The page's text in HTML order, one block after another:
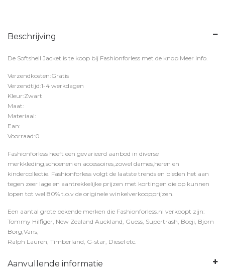
Beschrijving
De Softshell Jacket is te koop bij Fashionforless met de knop Meer Info.
Verzendkosten:Gratis
Verzendtijd:1-4 werkdagen
Kleur:Zwart
Maat:
Materiaal:
Ean:
Voorraad:0
Fashionforless heeft een gevarieerd aanbod in diverse
merkkleding,schoenen en accessoires,zowel dames,heren en
kindercollectie. Fashionforless volgt de laatste trends en bieden het aan
tegen zeer lage en aantrekkelijke prijzen met kortingen die op kunnen
lopen tot wel 80% t.o.v de originele winkelverkoopprijzen.
Een aantal grote bekende merken die Fashionforless.nl verkoopt zijn:
Tommy Hilfiger, New Zealand Auckland, Guess, Supertrash, Boeji, Bjorn
Borg,Vans,
Ralph Lauren, Timberland, G-star, Diesel etc.
Aanvullende informatie